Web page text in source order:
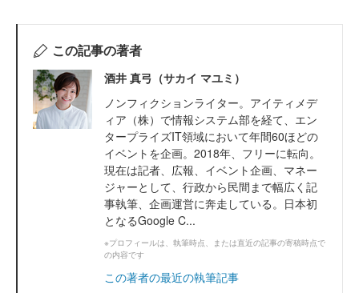
この記事の著者
酒井 真弓（サカイ マユミ）
ノンフィクションライター。アイティメデ
ィア（株）で情報システム部を経て、エン
タープライズIT領域において年間60ほどの
イベントを企画。2018年、フリーに転向。
現在は記者、広報、イベント企画、マネー
ジャーとして、行政から民間まで幅広く記
事執筆、企画運営に奔走している。日本初
となるGoogle C...
※プロフィールは、執筆時点、または直近の記事の寄稿時点で
の内容です
この著者の最近の執筆記事